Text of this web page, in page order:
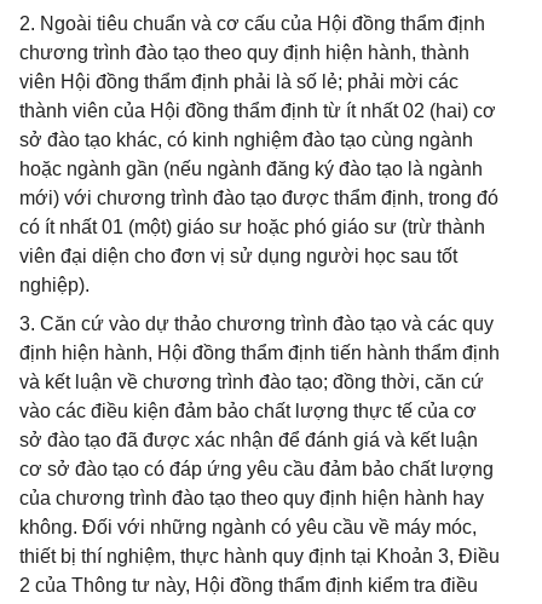
2. Ngoài tiêu chuẩn và cơ cấu của Hội đồng thẩm định
chương trình đào tạo theo quy định hiện hành, thành
viên Hội đồng thẩm định phải là số lẻ; phải mời các
thành viên của Hội đồng thẩm định từ ít nhất 02 (hai) cơ
sở đào tạo khác, có kinh nghiệm đào tạo cùng ngành
hoặc ngành gần (nếu ngành đăng ký đào tạo là ngành
mới) với chương trình đào tạo được thẩm định, trong đó
có ít nhất 01 (một) giáo sư hoặc phó giáo sư (trừ thành
viên đại diện cho đơn vị sử dụng người học sau tốt
nghiệp).
3. Căn cứ vào dự thảo chương trình đào tạo và các quy
định hiện hành, Hội đồng thẩm định tiến hành thẩm định
và kết luận về chương trình đào tạo; đồng thời, căn cứ
vào các điều kiện đảm bảo chất lượng thực tế của cơ
sở đào tạo đã được xác nhận để đánh giá và kết luận
cơ sở đào tạo có đáp ứng yêu cầu đảm bảo chất lượng
của chương trình đào tạo theo quy định hiện hành hay
không. Đối với những ngành có yêu cầu về máy móc,
thiết bị thí nghiệm, thực hành quy định tại Khoản 3, Điều
2 của Thông tư này, Hội đồng thẩm định kiểm tra điều